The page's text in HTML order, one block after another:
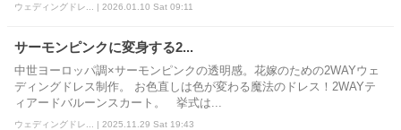
ウェディングドレ... | 2026.01.10 Sat 09:11
サーモンピンクに変身する2...
中世ヨーロッパ調×サーモンピンクの透明感。花嫁のための2WAYウェ
ディングドレス制作。 お色直しは色が変わる魔法のドレス！2WAYテ
ィアードバルーンスカート。 挙式は...
ウェディングドレ... | 2025.11.29 Sat 19:43